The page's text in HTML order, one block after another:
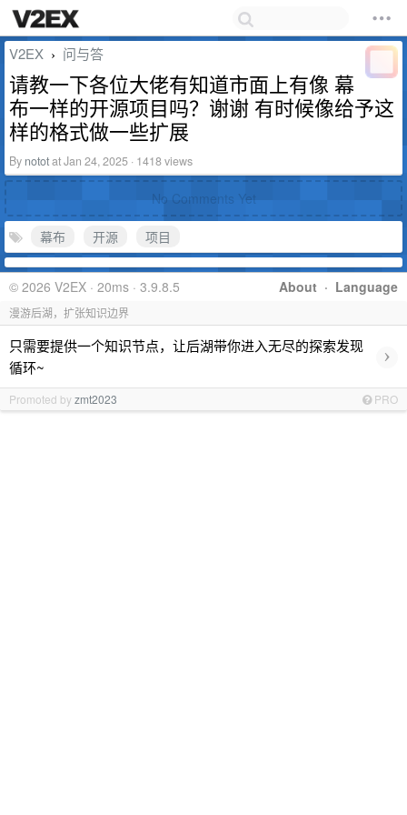
V2EX › 问与答
请教一下各位大佬有知道市面上有像 幕
布一样的开源项目吗？谢谢 有时候像给予这
样的格式做一些扩展
By nototat Jan 24, 2025 · 1418 views
No Comments Yet
幕布 开源 项目
About · Language
© 2026 V2EX · 20ms · 3.9.8.5
漫游后湖，扩张知识边界
只需要提供一个知识节点，让后湖带你进入无尽的探索发现
循环~
›
Promoted byzmt2023 PRO